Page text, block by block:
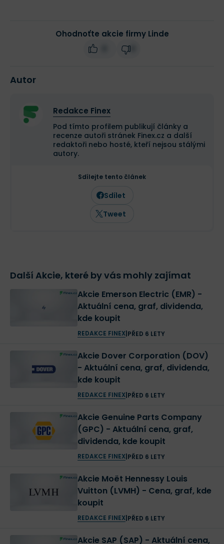
Ohodnoťte akcie firmy Linde
Autor
Redakce Finex
Pod tímto profilem publikují články a
recenze autoři stránek Finex.cz a další
redaktoři nebo hosté, kteří nejsou stálými
autory.
Sdílejte tento článek
Sdílet
Tweet
Další Akcie, které by vás mohly zajímat
Akcie Emerson Electric (EMR) -
Aktuální cena, graf, dividenda,
kde koupit
REDAKCE FINEX| PŘED 6 LETY
Akcie Dover Corporation (DOV)
- Aktuální cena, graf, dividenda,
kde koupit
REDAKCE FINEX| PŘED 6 LETY
Akcie Genuine Parts Company
(GPC) - Aktuální cena, graf,
dividenda, kde koupit
REDAKCE FINEX| PŘED 6 LETY
Akcie Moët Hennessy Louis
Vuitton (LVMH) - Cena, graf, kde
koupit
REDAKCE FINEX| PŘED 6 LETY
Akcie SAP (SAP) - Aktuální cena,